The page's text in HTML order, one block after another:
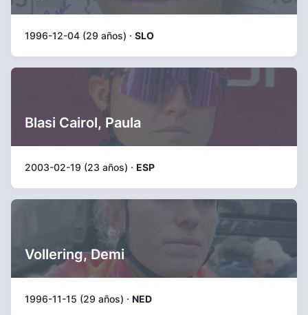
1996-12-04 (29 años) · SLO
Blasi Cairol, Paula
2003-02-19 (23 años) · ESP
Vollering, Demi
1996-11-15 (29 años) · NED